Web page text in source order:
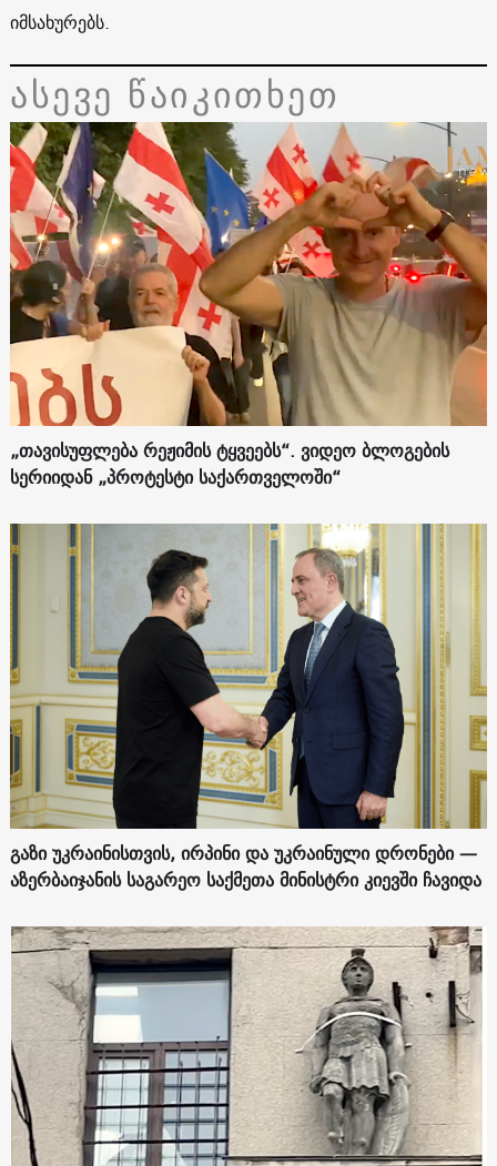
იმსახურებს.
ასევე წაიკითხეთ
„თავისუფლება რეჟიმის ტყვეებს“. ვიდეო ბლოგების
სერიიდან „პროტესტი საქართველოში“
გაზი უკრაინისთვის, ირპინი და უკრაინული დრონები —
აზერბაიჯანის საგარეო საქმეთა მინისტრი კიევში ჩავიდა